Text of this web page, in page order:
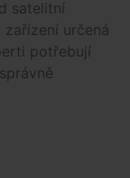
satelitní
určená
potřebují